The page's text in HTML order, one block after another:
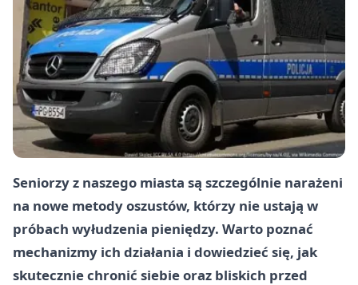
Seniorzy z naszego miasta są szczególnie narażeni
na nowe metody oszustów, którzy nie ustają w
próbach wyłudzenia pieniędzy. Warto poznać
mechanizmy ich działania i dowiedzieć się, jak
skutecznie chronić siebie oraz bliskich przed